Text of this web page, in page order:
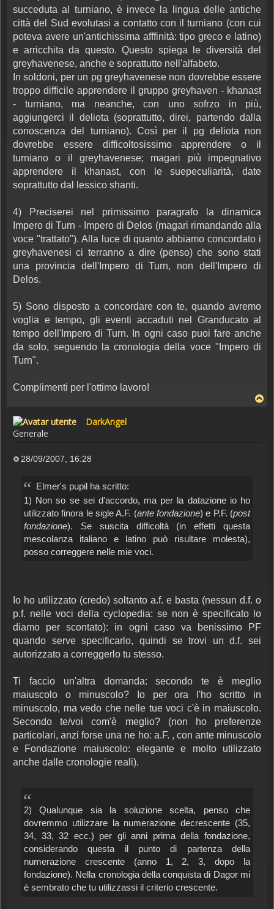
succeduta al turniano, è invece la lingua delle antiche
città del Sud evolutasi a contatto con il turniano (con cui
poteva avere un'antichissima afffinità: tipo greco e latino)
e arricchita da questo. Questo spiega le diversità del
greyhavenese, anche e soprattutto nell'alfabeto.
In soldoni, per un pg greyhavenese non dovrebbe essere
troppo difficile apprendere il gruppo greyhaven - khanast
- turniano, ma neanche, con uno sofrzo in più,
aggiungerci il deliota (soprattutto, direi, partendo dalla
conoscenza del turniano). Così per il pg deliota non
dovrebbe essere difficoltosissimo apprendere o il
turniano o il greyhavenese; magari più impegnativo
apprendere il khanast, con le suepeculiarità, date
soprattutto dal lessico shanti.
4) Preciserei nel primissimo paragrafo la dinamica
Impero di Turn - Impero di Delos (magari rimandando alla
voce "trattato"). Alla luce di quanto abbiamo concordato i
greyhavenesi ci terranno a dire (penso) che sono stati
una provincia dell'Impero di Turn, non dell'Impero di
Delos.
5) Sono disposto a concordare con te, quando avremo
voglia e tempo, gli eventi accaduti nel Granducato al
tempo dell'Impero di Turn. In ogni caso puoi fare anche
da solo, seguendo la cronologia della voce "Impero di
Turn".
Complimenti per l'ottimo lavoro!
DarkAngel
Generale
28/09/2007, 16:28
Elmer's pupil ha scritto:
1) Non so se sei d'accordo, ma per la datazione io ho
utilizzato finora le sigle A.F. (ante fondazione) e P.F. (post
fondazione). Se suscita difficoltà (in effetti questa
mescolanza italiano e latino può risultare molesta),
posso correggere nelle mie voci.
Io ho utilizzato (credo) soltanto a.f. e basta (nessun d.f. o
p.f. nelle voci della cyclopedia: se non è specificato lo
diamo per scontato): in ogni caso va benissimo PF
quando serve specificarlo, quindi se trovi un d.f. sei
autorizzato a correggerlo tu stesso.
Ti faccio un'altra domanda: secondo te è meglio
maiuscolo o minuscolo? Io per ora l'ho scritto in
minuscolo, ma vedo che nelle tue voci c'è in maiuscolo.
Secondo te/voi com'è meglio? (non ho preferenze
particolari, anzi forse una ne ho: a.F. , con ante minuscolo
e Fondazione maiuscolo: elegante e molto utilizzato
anche dalle cronologie reali).
2) Qualunque sia la soluzione scelta, penso che
dovremmo utilizzare la numerazione decrescente (35,
34, 33, 32 ecc.) per gli anni prima della fondazione,
considerando questa il punto di partenza della
numerazione crescente (anno 1, 2, 3, dopo la
fondazione). Nella cronologia della conquista di Dagor mi
è sembrato che tu utilizzassi il criterio crescente.